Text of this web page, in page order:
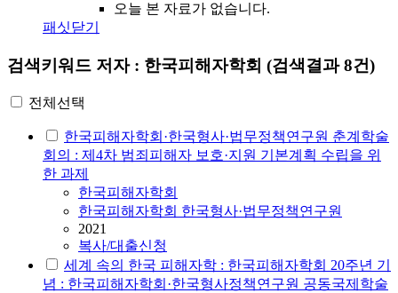
오늘 본 자료가 없습니다.
패싯닫기
검색키워드 저자 : 한국피해자학회 (검색결과 8건)
전체선택
한국피해자학회·한국형사·법무정책연구원 춘계학술
회의 : 제4차 범죄피해자 보호·지원 기본계획 수립을 위
한 과제
한국피해자학회
한국피해자학회 한국형사·법무정책연구원
2021
복사/대출신청
세계 속의 한국 피해자학 : 한국피해자학회 20주년 기
념 : 한국피해자학회·한국형사정책연구원 공동국제학술